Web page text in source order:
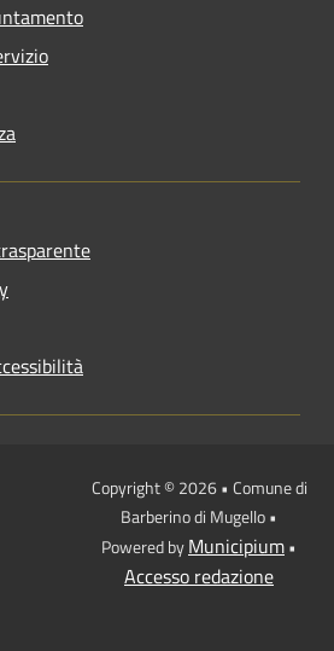
Copyright © 2026 • Comune di
Barberino di Mugello •
Powered byMunicipium•
Accesso redazione